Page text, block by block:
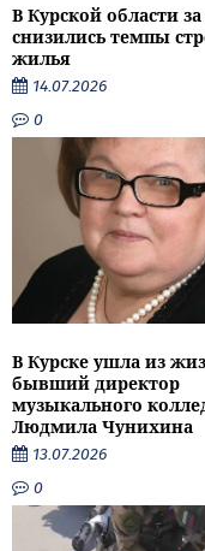
В Курской области
снизились темпы
жилья
14.07.2026
0
В Курске ушла из
бывший директор
музыкального
Людмила Чунихина
13.07.2026
0